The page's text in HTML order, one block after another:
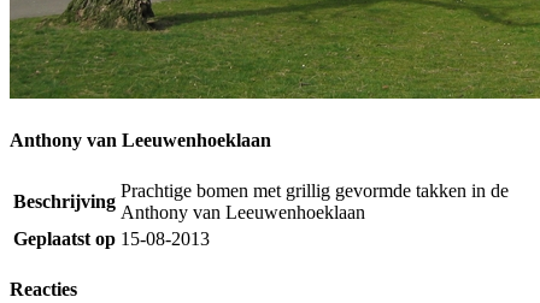
Anthony van Leeuwenhoeklaan
Beschrijving
Prachtige bomen met grillig gevormde takken in de
Anthony van Leeuwenhoeklaan
Geplaatst op 15-08-2013
Reacties